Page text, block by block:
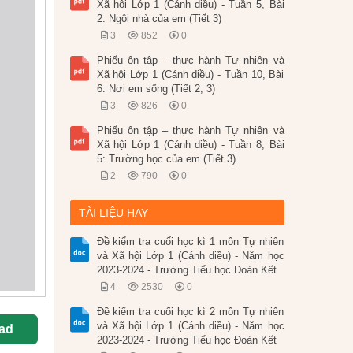
Xã hội Lớp 1 (Cánh diều) - Tuần 5, Bài
2: Ngôi nhà của em (Tiết 3)
3 852 0
Phiếu ôn tập – thực hành Tự nhiên và
Xã hội Lớp 1 (Cánh diều) - Tuần 10, Bài
6: Nơi em sống (Tiết 2, 3)
3 826 0
Phiếu ôn tập – thực hành Tự nhiên và
Xã hội Lớp 1 (Cánh diều) - Tuần 8, Bài
5: Trường học của em (Tiết 3)
2 790 0
TÀI LIỆU HAY
Đề kiểm tra cuối học kì 1 môn Tự nhiên
và Xã hội Lớp 1 (Cánh diều) - Năm học
2023-2024 - Trường Tiểu học Đoàn Kết
4 2530 0
Đề kiểm tra cuối học kì 2 môn Tự nhiên
và Xã hội Lớp 1 (Cánh diều) - Năm học
2023-2024 - Trường Tiểu học Đoàn Kết